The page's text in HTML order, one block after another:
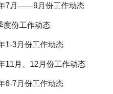
7月——9月份工作动态
度份工作动态
1-3月份工作动态
11月、12月份工作动态
6-7月份工作动态